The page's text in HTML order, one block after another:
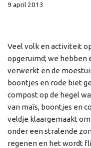
9 april 2013
Veel volk en activiteit
opgeruimd; we hebben
verwerkt en de
boontjes en rode biet
compost op de hegel
van maïs, boontjes en
veldje klaargemaakt
onder een stralende
regenen en het wordt